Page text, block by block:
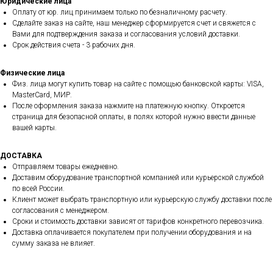
Оплату от юр. лиц принимаем только по безналичному расчету.
Сделайте заказ на сайте, наш менеджер сформируется счет и свяжется с
Вами для подтверждения заказа и согласования условий доставки.
Срок действия счета - 3 рабочих дня.
Физические лица
Физ. лица могут купить товар на сайте с помощью банковской карты: VISA,
MasterCard, МИР.
После оформления заказа нажмите на платежную кнопку. Откроется
страница для безопасной оплаты, в полях которой нужно ввести данные
вашей карты.
ДОСТАВКА
Отправляем товары ежедневно.
Доставим оборудование транспортной компанией или курьерской службой
по всей России.
Клиент может выбрать транспортную или курьерскую службу доставки после
согласования с менеджером.
Сроки и стоимость доставки зависят от тарифов конкретного перевозчика.
Доставка оплачивается покупателем при получении оборудования и на
сумму заказа не влияет.